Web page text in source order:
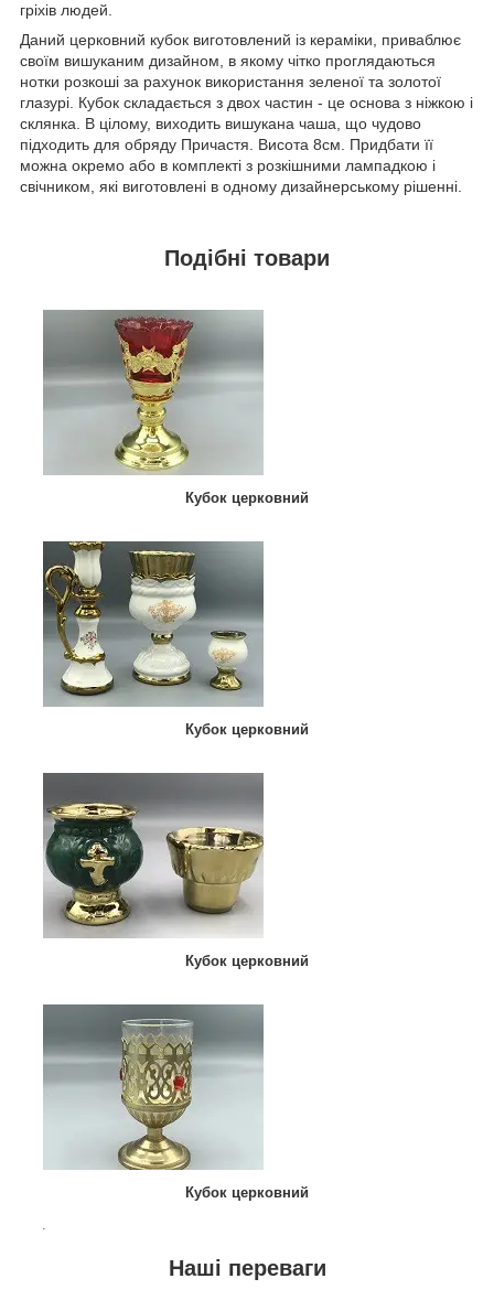
гріхів людей.
Даний церковний кубок виготовлений із кераміки, приваблює
своїм вишуканим дизайном, в якому чітко проглядаються
нотки розкоші за рахунок використання зеленої та золотої
глазурі. Кубок складається з двох частин - це основа з ніжкою і
склянка. В цілому, виходить вишукана чаша, що чудово
підходить для обряду Причастя. Висота 8см. Придбати її
можна окремо або в комплекті з розкішними лампадкою і
свічником, які виготовлені в одному дизайнерському рішенні.
Подібні товари
Кубок церковний
Кубок церковний
Кубок церковний
Кубок церковний
.
Наші переваги